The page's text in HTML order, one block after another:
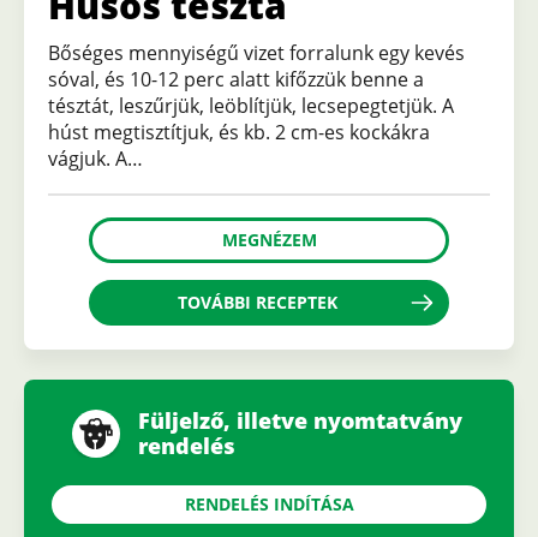
Bőséges mennyiségű vizet forralunk egy kevés
sóval, és 10-12 perc alatt kifőzzük benne a
tésztát, leszűrjük, leöblítjük, lecsepegtetjük. A
húst megtisztítjuk, és kb. 2 cm-es kockákra
vágjuk. A…
MEGNÉZEM
TOVÁBBI RECEPTEK
Füljelző, illetve nyomtatvány
rendelés
RENDELÉS INDÍTÁSA